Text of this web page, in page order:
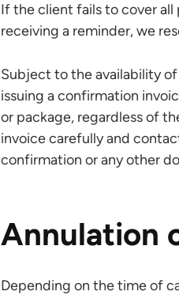
If the client fails to cover
receiving a reminder, we
Subject to the availability
issuing a confirmation
or package, regardless of
invoice carefully and
confirmation or any other
Annulation
Depending on the time of